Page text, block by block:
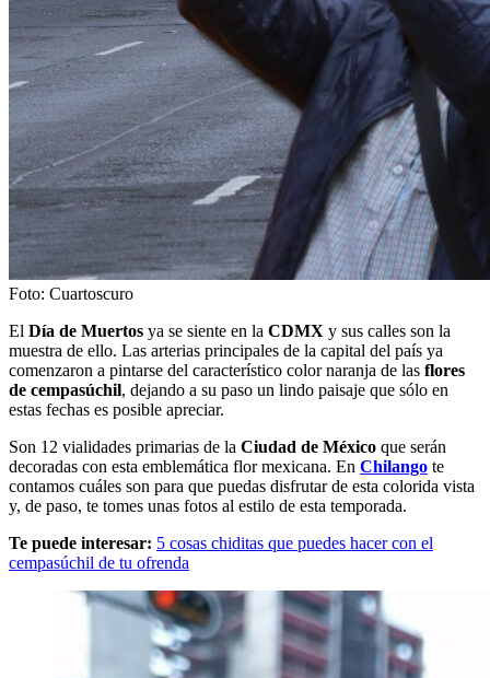
Foto: Cuartoscuro
El Día de Muertos ya se siente en la CDMX y sus calles son la
muestra de ello. Las arterias principales de la capital del país ya
comenzaron a pintarse del característico color naranja de las flores
de cempasúchil, dejando a su paso un lindo paisaje que sólo en
estas fechas es posible apreciar.
Son 12 vialidades primarias de la Ciudad de México que serán
decoradas con esta emblemática flor mexicana. En Chilango te
contamos cuáles son para que puedas disfrutar de esta colorida vista
y, de paso, te tomes unas fotos al estilo de esta temporada.
Te puede interesar: 5 cosas chiditas que puedes hacer con el
cempasúchil de tu ofrenda